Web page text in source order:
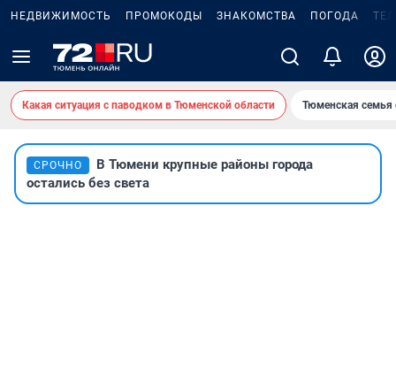
НЕДВИЖИМОСТЬ ПРОМОКОДЫ ЗНАКОМСТВА ПОГОДА
Какая ситуация с паводком в Тюменской области Тюменская семья
СРОЧНО
В Тюмени крупные районы города
остались без света